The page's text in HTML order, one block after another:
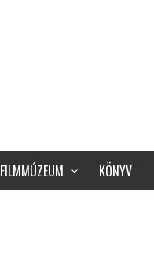
FILMMÚZEUM KÖNYV